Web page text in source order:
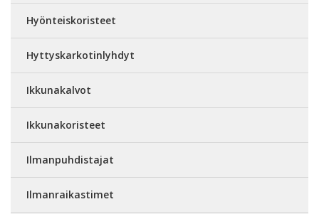
Hyönteiskoristeet
Hyttyskarkotinlyhdyt
Ikkunakalvot
Ikkunakoristeet
Ilmanpuhdistajat
Ilmanraikastimet